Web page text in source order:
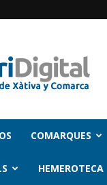
COMARQUES
HEMEROTECA